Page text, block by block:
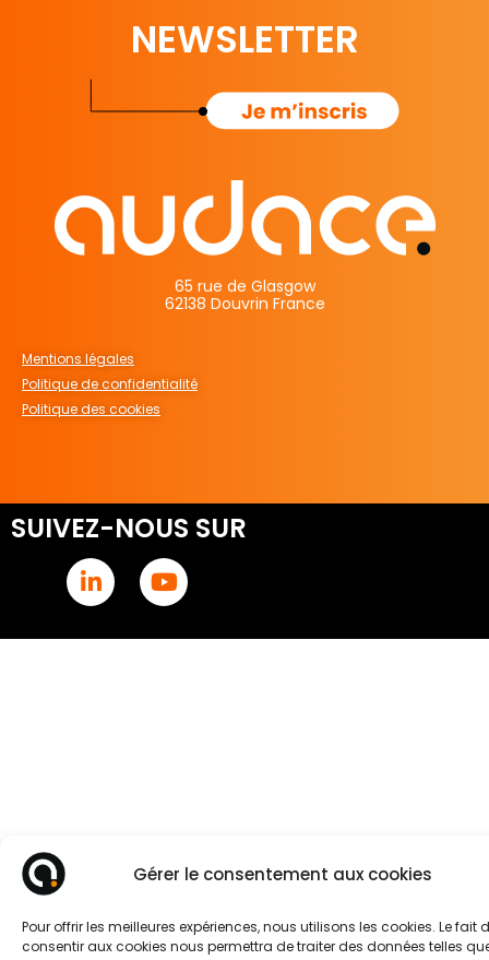
Gérer le consentement aux cookies
Pour offrir les meilleures expériences, nous utilisons les cookies. Le fait
consentir aux cookies nous permettra de traiter des données telles
65 rue de Glasgow
62138 Douvrin France
Mentions légales
Politique de confidentialité
Politique des cookies
NEWSLETTER
SUIVEZ-NOUS SUR